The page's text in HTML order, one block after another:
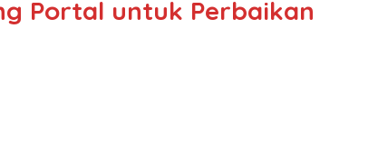
Portal untuk Perbaikan